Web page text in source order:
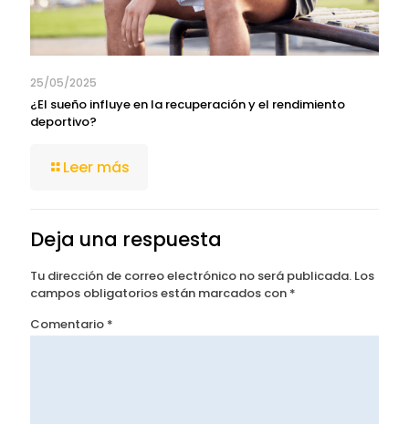
25/05/2025
¿El sueño influye en la recuperación y el rendimiento
deportivo?
Leer más
Deja una respuesta
Tu dirección de correo electrónico no será publicada. Los
campos obligatorios están marcados con *
Comentario *